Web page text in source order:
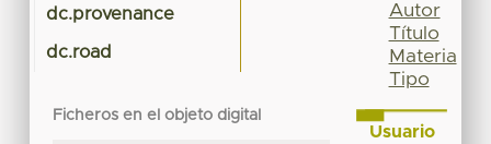
dc.provenance
dc.road
Ficheros en el objeto digital
Autor
Título
Materia
Tipo
Usuario